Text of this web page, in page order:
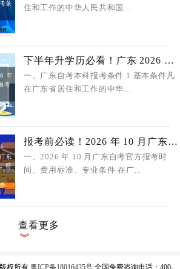
住和工作的中华人民共和国...
下半年升学历必看！广东 2026 年 10 月
一、广东自考本科报考条件 1.基本条件凡
在广东省居住和工作的中华...
报考前必读！2026 年 10 月广东自考官
一、2026 年 10 月广东自考官方报考时
间、费用标准、专业条件 在广...
查看更多